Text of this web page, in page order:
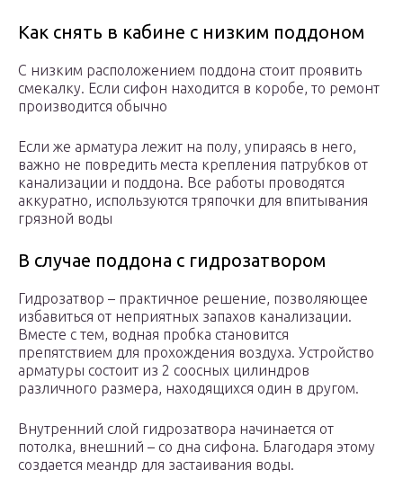
Как снять в кабине с низким поддоном
С низким расположением поддона стоит проявить
смекалку. Если сифон находится в коробе, то ремонт
производится обычно
Если же арматура лежит на полу, упираясь в него,
важно не повредить места крепления патрубков от
канализации и поддона. Все работы проводятся
аккуратно, используются тряпочки для впитывания
грязной воды
В случае поддона с гидрозатвором
Гидрозатвор – практичное решение, позволяющее
избавиться от неприятных запахов канализации.
Вместе с тем, водная пробка становится
препятствием для прохождения воздуха. Устройство
арматуры состоит из 2 соосных цилиндров
различного размера, находящихся один в другом.
Внутренний слой гидрозатвора начинается от
потолка, внешний – со дна сифона. Благодаря этому
создается меандр для застаивания воды.